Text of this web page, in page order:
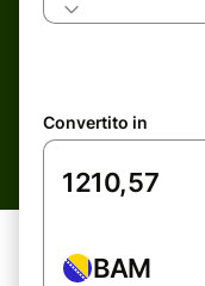
Convertito in
BAM